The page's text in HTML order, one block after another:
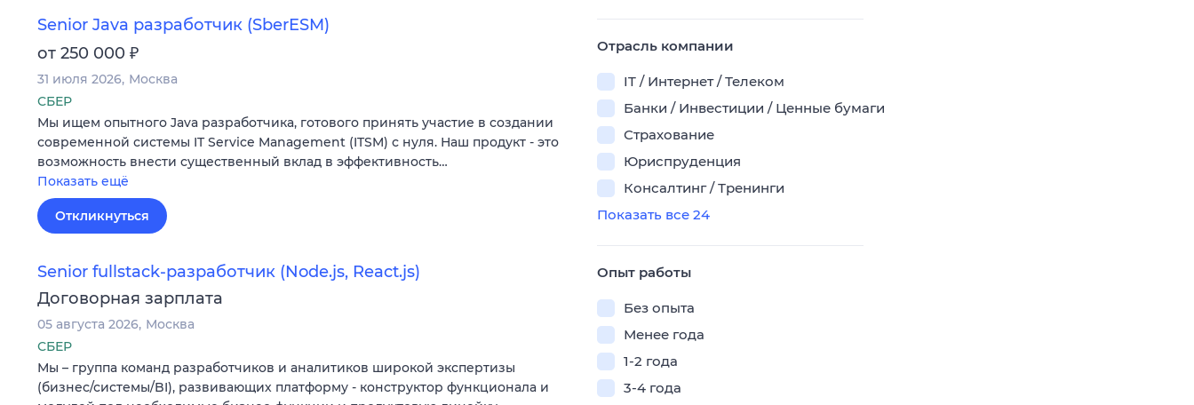
Senior Java разработчик (SberESM)
от 250 000 ₽
31 июля 2026 Москва
СБЕР
Мы ищем опытного Java разработчика, готового принять участие в создании
современной системы IT Service Management (ITSM) с нуля. Наш продукт - это
возможность внести существенный вклад в эффективность…
Показать ещё
Откликнуться
Senior fullstack-разработчик (Node.js, React.js)
Договорная зарплата
05 августа 2026 Москва
СБЕР
Мы – группа команд разработчиков и аналитиков широкой экспертизы
(бизнес/системы/BI), развивающих платформу - конструктор функционала и
Отрасль компании
IT / Интернет / Телеком
Банки / Инвестиции / Ценные бумаги
Страхование
Юриспруденция
Консалтинг / Тренинги
Показать все 24
Опыт работы
Без опыта
Менее года
1-2 года
3-4 года